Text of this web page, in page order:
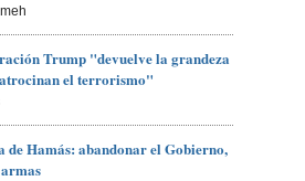
Trump "devuelve la grandeza
el terrorismo"
Hamás: abandonar el Gobierno,